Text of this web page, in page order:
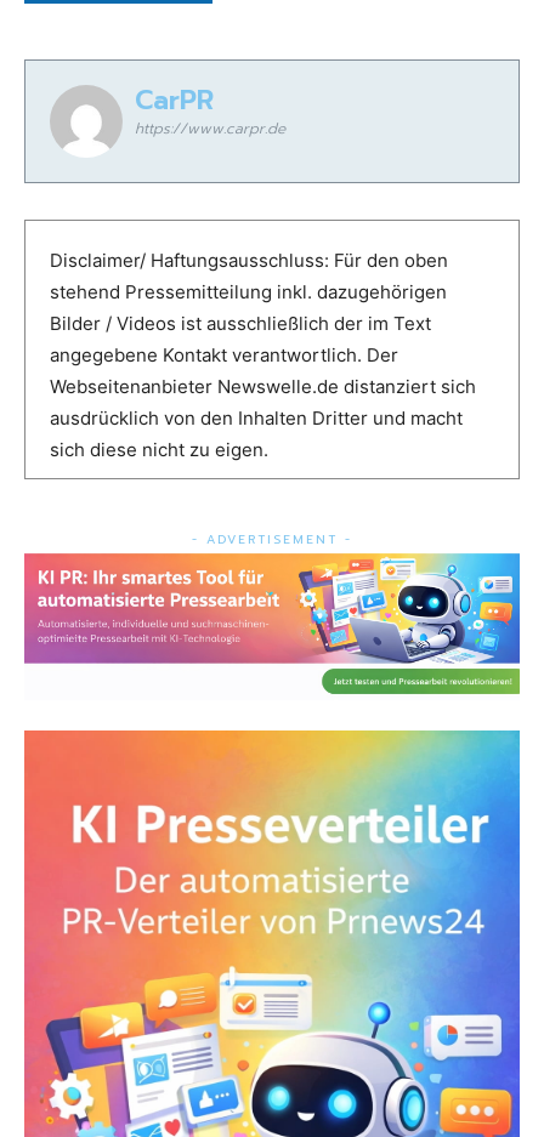
CarPR
https://www.carpr.de
Disclaimer/ Haftungsausschluss: Für den oben
stehend Pressemitteilung inkl. dazugehörigen
Bilder / Videos ist ausschließlich der im Text
angegebene Kontakt verantwortlich. Der
Webseitenanbieter Newswelle.de distanziert sich
ausdrücklich von den Inhalten Dritter und macht
sich diese nicht zu eigen.
- ADVERTISEMENT -